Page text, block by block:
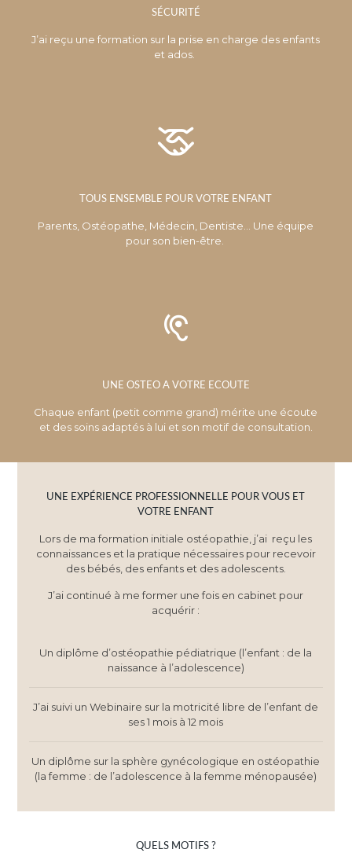
SÉCURITÉ
J’ai reçu une formation sur la prise en charge des enfants
et ados.
TOUS ENSEMBLE POUR VOTRE ENFANT
Parents, Ostéopathe, Médecin, Dentiste… Une équipe
pour son bien-être.
UNE OSTEO A VOTRE ECOUTE
Chaque enfant (petit comme grand) mérite une écoute
et des soins adaptés à lui et son motif de consultation.
UNE EXPÉRIENCE PROFESSIONNELLE POUR VOUS ET
VOTRE ENFANT
Lors de ma formation initiale ostéopathie, j’ai reçu les
connaissances et la pratique nécessaires pour recevoir
des bébés, des enfants et des adolescents.
J’ai continué à me former une fois en cabinet pour
acquérir :
Un diplôme d’ostéopathie pédiatrique (l’enfant : de la
naissance à l’adolescence)
J’ai suivi un Webinaire sur la motricité libre de l’enfant de
ses 1 mois à 12 mois
Un diplôme sur la sphère gynécologique en ostéopathie
(la femme : de l’adolescence à la femme ménopausée)
QUELS MOTIFS ?